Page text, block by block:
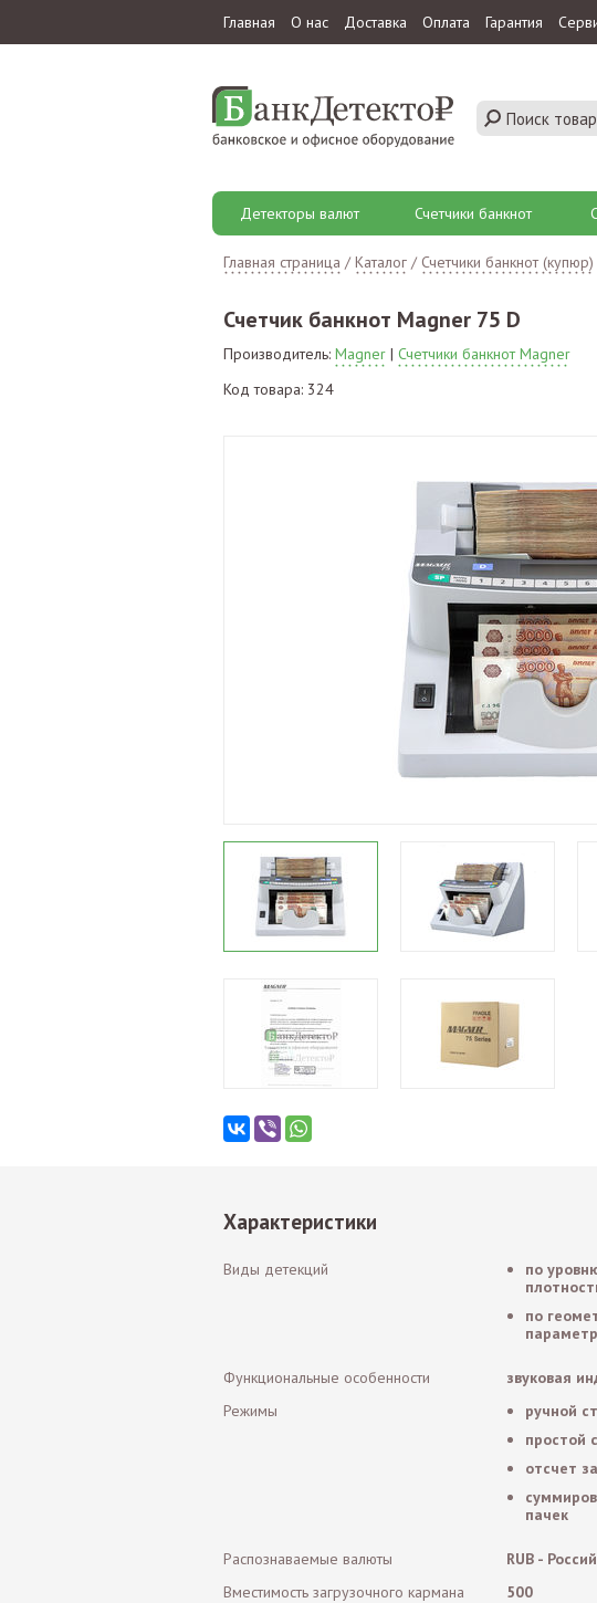
Главная О нас Доставка Оплата Гарантия
Детекторы валют Счетчики банкнот
Главная страница /Каталог / Счетчики банкнот (купюр)
Счетчик банкнот Magner 75 D
Производитель: Magner | Счетчики банкнот Magner
Код товара: 324
Характеристики
Виды детекций
по
по
Функциональные особенности
звуковая
Режимы
ручной
простой
отсчет
пачек
Распознаваемые валюты
RUB -
Вместимость загрузочного кармана
500